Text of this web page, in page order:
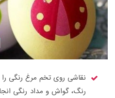
نقاشی روی تخم مرغ رنگی
رنگ، گواش و مداد رنگی